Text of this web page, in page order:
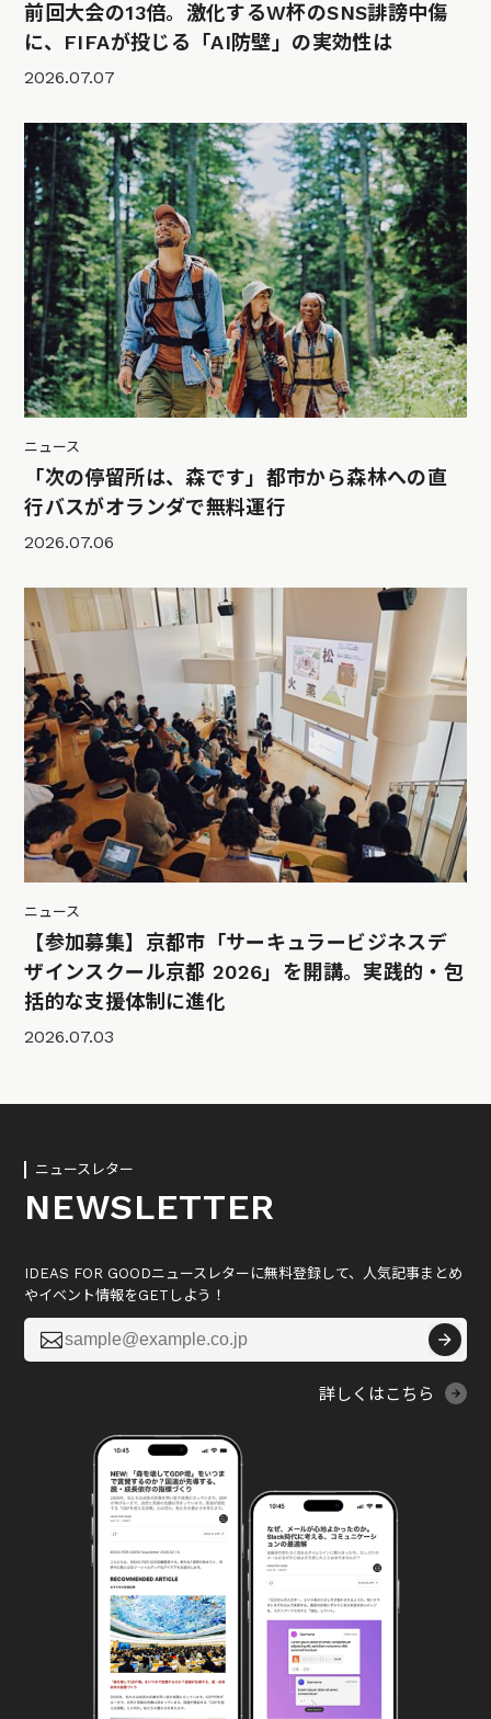
前回大会の13倍。激化するW杯のSNS誹謗中傷
に、FIFAが投じる「AI防壁」の実効性は
2026.07.07
ニュース
「次の停留所は、森です」都市から森林への直
行バスがオランダで無料運行
2026.07.06
ニュース
【参加募集】京都市「サーキュラービジネスデ
ザインスクール京都 2026」を開講。実践的・包
括的な支援体制に進化
2026.07.03
ニュースレター
NEWSLETTER
IDEAS FOR GOODニュースレターに無料登録して、人気記事まとめ
やイベント情報をGETしよう！

詳しくはこちら